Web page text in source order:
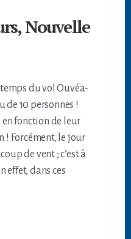
Nouvelle
du vol Ouvéa-
de 10 personnes !
en fonction de leur
Forcément, le jour
de vent ; c’est à
effet, dans ces